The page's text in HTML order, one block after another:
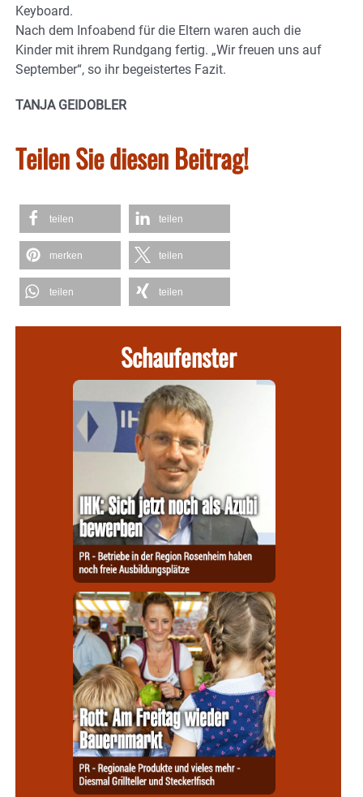
Keyboard.
Nach dem Infoabend für die Eltern waren auch die
Kinder mit ihrem Rundgang fertig. „Wir freuen uns auf
September“, so ihr begeistertes Fazit.
TANJA GEIDOBLER
Teilen Sie diesen Beitrag!
teilen teilen
merken teilen
teilen teilen
Schaufenster